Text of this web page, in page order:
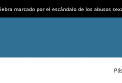
marcado por el escándalo de los abusos